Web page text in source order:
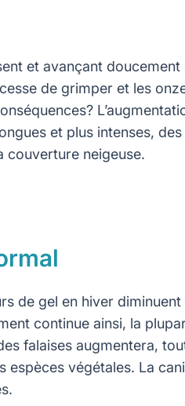
et avançant
de grimper et les
et plus intenses,
couverture neigeuse.
de gel en hiver
continue ainsi, la
falaises augmentera,
espèces végétales. La